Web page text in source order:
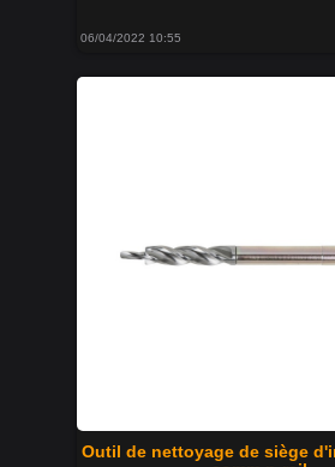
06/04/2022 10:55
Outil de nettoyage de siège